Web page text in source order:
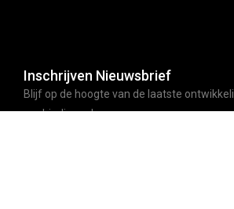
Inschrijven Nieuwsbrief
Blijf op de hoogte van de laatste
aanbiedingen!